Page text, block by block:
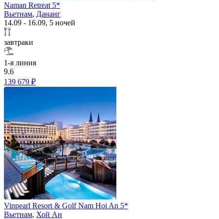
Naman Retreat 5*
Вьетнам, Дананг
14.09 - 16.09, 5 ночей
завтраки
1-я линия
9.6
139 679 ₽
Vinpearl Resort & Golf Nam Hoi An 5*
Вьетнам, Хой Ан